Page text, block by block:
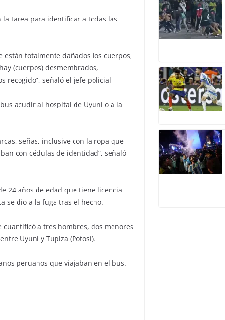
la tarea para identificar a todas las
están totalmente dañados los cuerpos,
(cuerpos) desmembrados,
recogido”, señaló el jefe policial
acudir al hospital de Uyuni o a la
señas, inclusive con la ropa que
con cédulas de identidad”, señaló
24 años de edad que tiene licencia
se dio a la fuga tras el hecho.
a tres hombres, dos menores
Uyuni y Tupiza (Potosí).
peruanos que viajaban en el bus.